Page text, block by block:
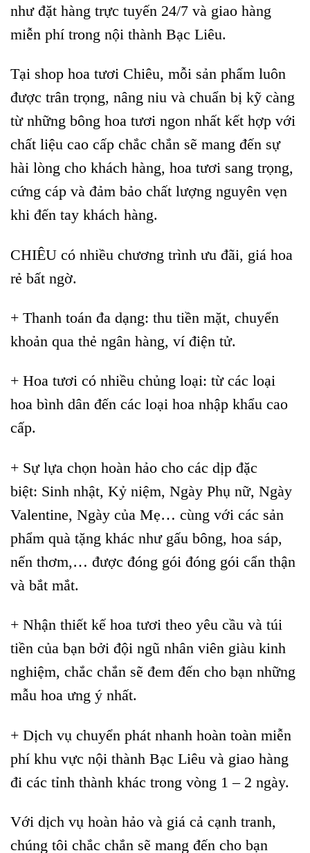
như đặt hàng trực tuyến 24/7 và giao hàng
miễn phí trong nội thành Bạc Liêu.
Tại shop hoa tươi Chiêu, mỗi sản phẩm luôn
được trân trọng, nâng niu và chuẩn bị kỹ càng
từ những bông hoa tươi ngon nhất kết hợp với
chất liệu cao cấp chắc chắn sẽ mang đến sự
hài lòng cho khách hàng, hoa tươi sang trọng,
cứng cáp và đảm bảo chất lượng nguyên vẹn
khi đến tay khách hàng.
CHIÊU có nhiều chương trình ưu đãi, giá hoa
rẻ bất ngờ.
+ Thanh toán đa dạng: thu tiền mặt, chuyển
khoản qua thẻ ngân hàng, ví điện tử.
+ Hoa tươi có nhiều chủng loại: từ các loại
hoa bình dân đến các loại hoa nhập khẩu cao
cấp.
+ Sự lựa chọn hoàn hảo cho các dịp đặc
biệt: Sinh nhật, Kỷ niệm, Ngày Phụ nữ, Ngày
Valentine, Ngày của Mẹ… cùng với các sản
phẩm quà tặng khác như gấu bông, hoa sáp,
nến thơm,… được đóng gói đóng gói cẩn thận
và bắt mắt.
+ Nhận thiết kế hoa tươi theo yêu cầu và túi
tiền của bạn bởi đội ngũ nhân viên giàu kinh
nghiệm, chắc chắn sẽ đem đến cho bạn những
mẫu hoa ưng ý nhất.
+ Dịch vụ chuyển phát nhanh hoàn toàn miễn
phí khu vực nội thành Bạc Liêu và giao hàng
đi các tỉnh thành khác trong vòng 1 – 2 ngày.
Với dịch vụ hoàn hảo và giá cả cạnh tranh,
chúng tôi chắc chắn sẽ mang đến cho bạn